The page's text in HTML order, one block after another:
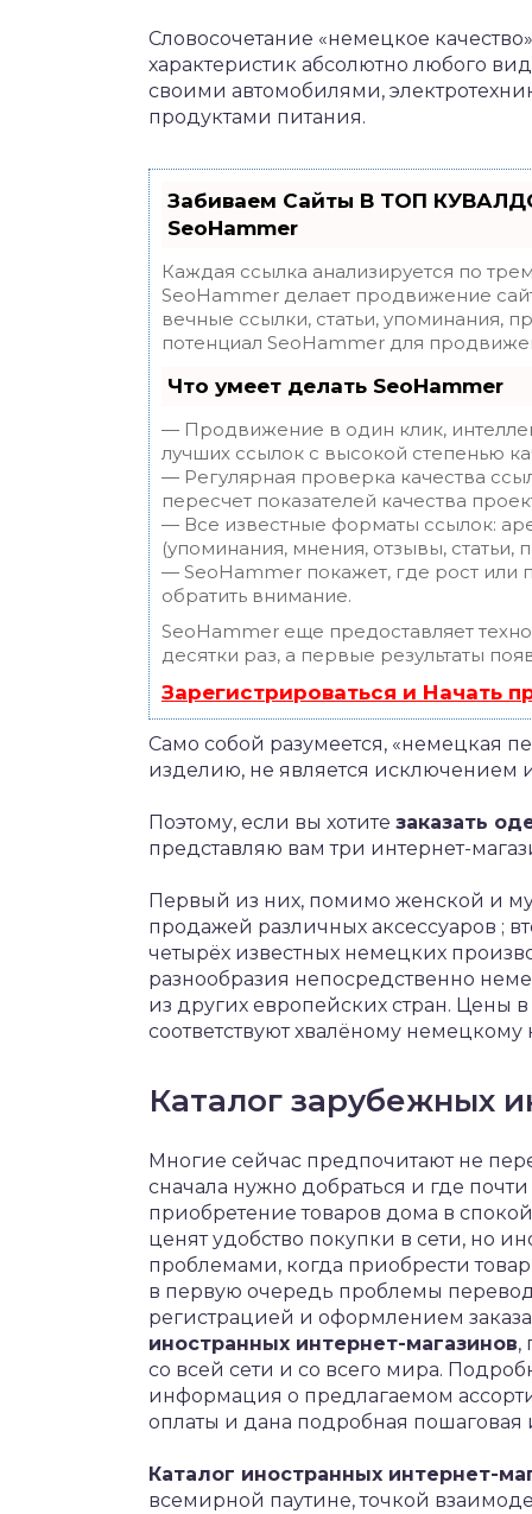
Словосочетание «немецкое
характеристик абсолютно любого
своими автомобилями,
продуктами питания.
Забиваем Сайты В ТОП
SeoHammer
Каждая ссылка анализируется по
SeoHammer делает продвижение
вечные ссылки, статьи, упоминания,
потенциал SeoHammer для
Что умеет делать SeoHammer
— Продвижение в один клик,
лучших ссылок с высокой степенью
— Регулярная проверка качества
пересчет показателей качества
— Все известные форматы ссылок:
(упоминания, мнения, отзывы, статьи,
— SeoHammer покажет, где рост или
обратить внимание.
SeoHammer еще предоставляет
десятки раз, а первые результаты
Зарегистрироваться и Начать
Само собой разумеется, «немецкая
изделию, не является
Поэтому, если вы хотите заказать
представляю вам три интернет-
Первый из них, помимо женской и
продажей различных аксессуаров ;
четырёх известных немецких
разнообразия непосредственно
из других европейских стран. Цены
соответствуют хвалёному
Каталог зарубежных
Многие сейчас предпочитают не
сначала нужно добраться и где
приобретение товаров дома в
ценят удобство покупки в сети, но
проблемами, когда приобрести
в первую очередь проблемы
регистрацией и оформлением
иностранных интернет-магазинов,
со всей сети и со всего мира.
информация о предлагаемом
оплаты и дана подробная
Каталог иностранных интернет-
всемирной паутине, точкой